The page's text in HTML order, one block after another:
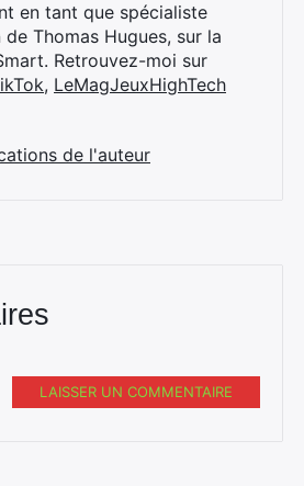
en tant que spécialiste
Thomas Hugues, sur la
Retrouvez-moi sur
, LeMagJeuxHighTech
de l'auteur
LAISSER UN COMMENTAIRE